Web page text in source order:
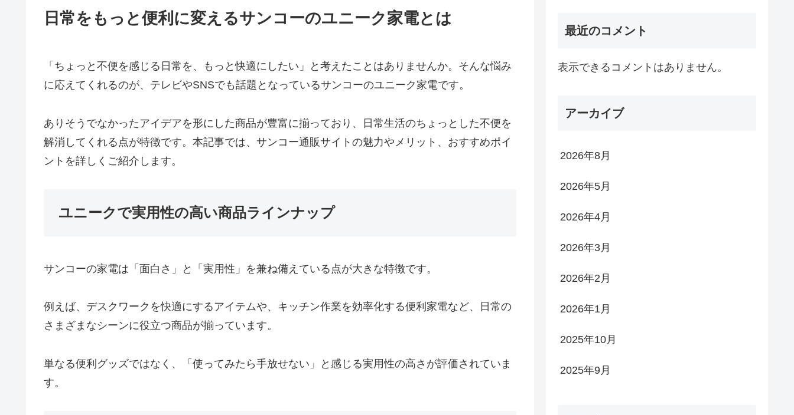
日常をもっと便利に変えるサンコーのユニーク家電とは
「ちょっと不便を感じる日常を、もっと快適にしたい」と考えたことはありませんか。そんな悩み
に応えてくれるのが、テレビやSNSでも話題となっているサンコーのユニーク家電です。
ありそうでなかったアイデアを形にした商品が豊富に揃っており、日常生活のちょっとした不便を
解消してくれる点が特徴です。本記事では、サンコー通販サイトの魅力やメリット、おすすめポイ
ントを詳しくご紹介します。
ユニークで実用性の高い商品ラインナップ
サンコーの家電は「面白さ」と「実用性」を兼ね備えている点が大きな特徴です。
例えば、デスクワークを快適にするアイテムや、キッチン作業を効率化する便利家電など、日常の
さまざまなシーンに役立つ商品が揃っています。
単なる便利グッズではなく、「使ってみたら手放せない」と感じる実用性の高さが評価されていま
す。
最近のコメント
表示できるコメントはありません。
アーカイブ
2026年8月
2026年5月
2026年4月
2026年3月
2026年2月
2026年1月
2025年10月
2025年9月